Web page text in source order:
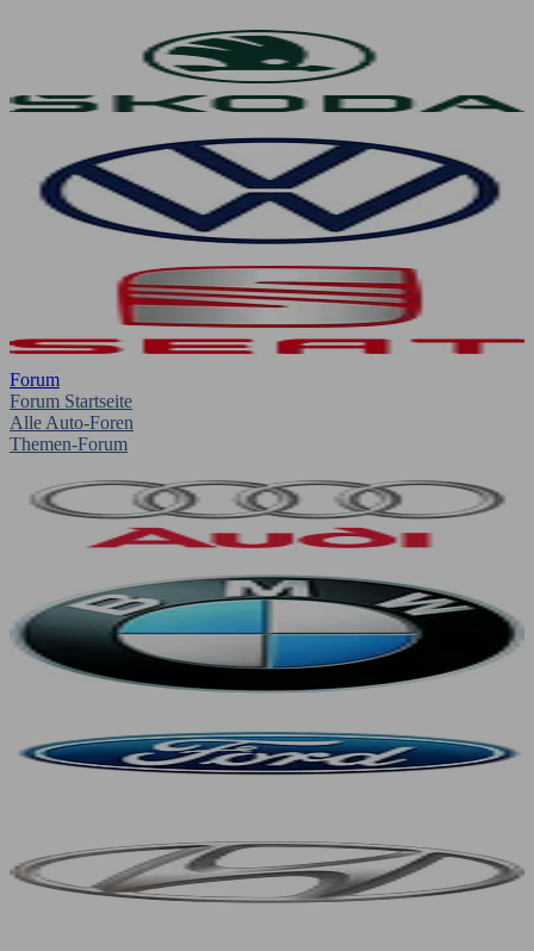
Forum
Forum Startseite
Alle Auto-Foren
Themen-Forum